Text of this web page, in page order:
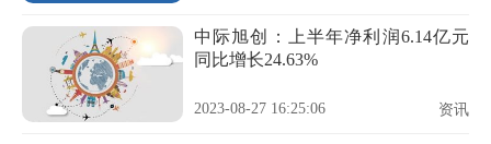
中际旭创：上半年净利润6.14亿元
同比增长24.63%
2023-08-27 16:25:06 资讯